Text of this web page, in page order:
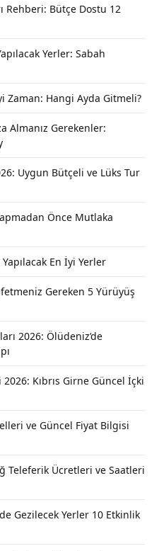
Rehberi: Bütçe Dostu 12
Yerler: Sabah
Zaman: Hangi Ayda Gitmeli?
Almanız Gerekenler:
Uygun Bütçeli ve Lüks Tur
Önce Mutlaka
En İyi Yerler
Gereken 5 Yürüyüş
2026: Ölüdeniz’de
Kıbrıs Girne Güncel İçki
ve Güncel Fiyat Bilgisi
Teleferik Ücretleri ve Saatleri
Gezilecek Yerler 10 Etkinlik